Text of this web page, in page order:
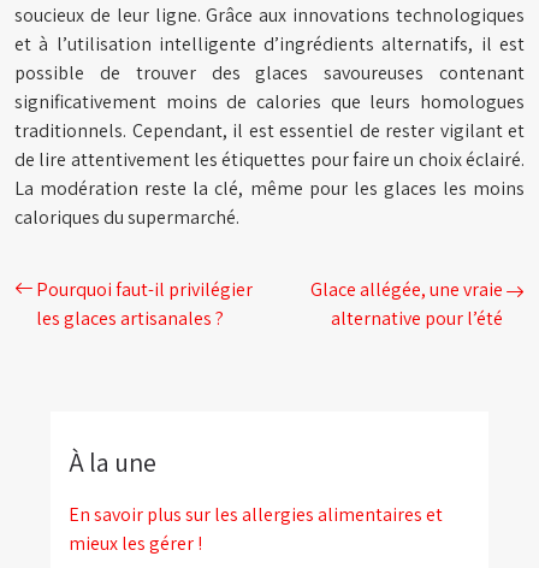
soucieux de leur ligne. Grâce aux innovations technologiques
et à l’utilisation intelligente d’ingrédients alternatifs, il est
possible de trouver des glaces savoureuses contenant
significativement moins de calories que leurs homologues
traditionnels. Cependant, il est essentiel de rester vigilant et
de lire attentivement les étiquettes pour faire un choix éclairé.
La modération reste la clé, même pour les glaces les moins
caloriques du supermarché.
Pourquoi faut-il privilégier
les glaces artisanales ?
Glace allégée, une vraie
alternative pour l’été
À la une
En savoir plus sur les allergies alimentaires et
mieux les gérer !